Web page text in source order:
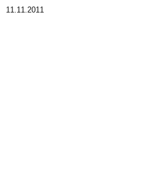
11.11.2011